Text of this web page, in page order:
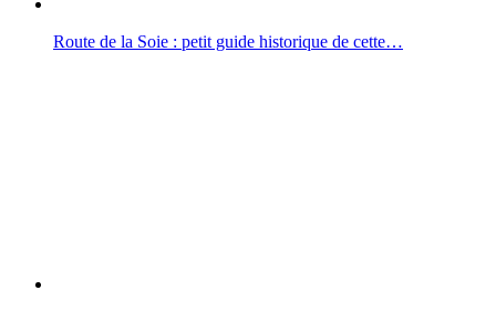
Route de la Soie : petit guide historique de cette…